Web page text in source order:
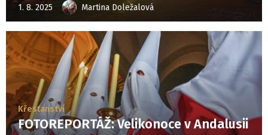
1. 8. 2025 Martina Doležalová
Křesťanství
FOTOREPORTÁŽ: Velikonoce v Andalusii